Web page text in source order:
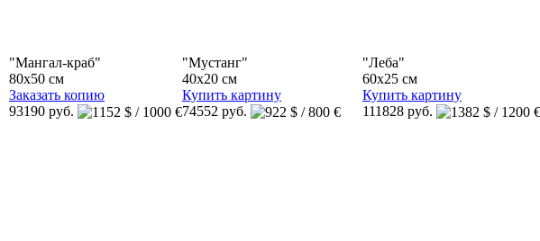
"Мангал-краб"
80x50 см
Заказать копию
93190 руб.
"Мустанг"
40x20 см
Купить картину
74552 руб.
"Леба"
60x25 см
Купить картину
111828 руб.